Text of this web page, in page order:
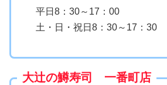
平日8：30～17：00
土・日・祝日8：30～17：30
大辻の鱒寿司 一番町店